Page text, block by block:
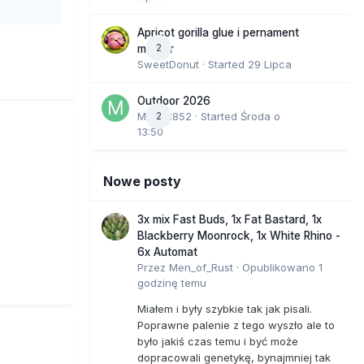
2
Apricot gorilla glue i pernament
marker
SweetDonut · Started 29 Lipca
2
Outdoor 2026
Marcel852 · Started Środa o
13:50
Nowe posty
3x mix Fast Buds, 1x Fat Bastard, 1x
Blackberry Moonrock, 1x White Rhino -
6x Automat
Przez Men_of_Rust · Opublikowano 1
godzinę temu
Miałem i były szybkie tak jak pisali.
Poprawne palenie z tego wyszło ale to
było jakiś czas temu i być może
dopracowali genetykę, bynajmniej tak